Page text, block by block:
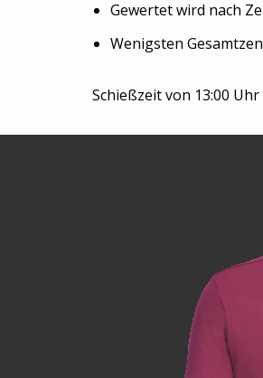
Gewertet wird nach
Wenigsten
Schießzeit von 13:00